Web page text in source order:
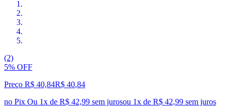
(2)
5% OFF
Preço R$ 40,84R$ 40,84
no Pix Ou 1x de R$ 42,99 sem jurosou 1x de R$ 42,99 sem juros